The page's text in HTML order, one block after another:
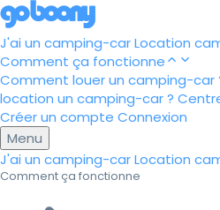
J'ai un camping-carLocation
Comment ça fonctionne
Comment louer un camping-car
location un camping-car ?
Créer un compte Connexion
Menu
J'ai un camping-carLocation
Comment ça fonctionne